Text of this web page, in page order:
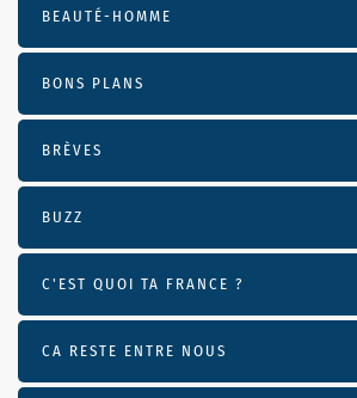
BEAUTÉ-HOMME
BONS PLANS
BRÈVES
BUZZ
C'EST QUOI TA FRANCE ?
CA RESTE ENTRE NOUS